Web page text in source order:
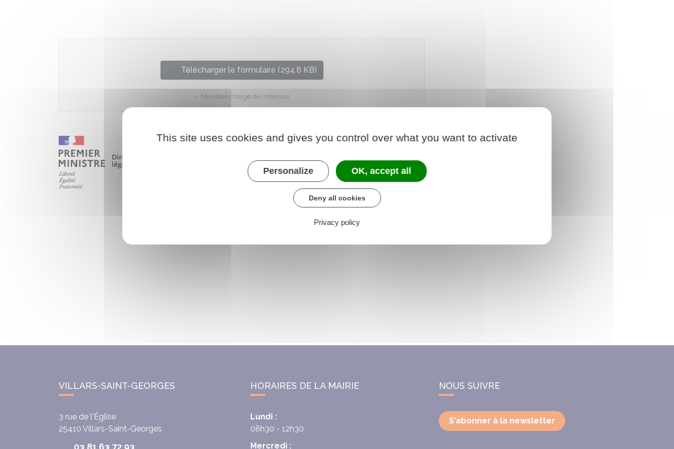
Télécharger le formulaire (294.8 KB)
Ministère chargé de l'intérieur
VILLARS-SAINT-GEORGES
3 rue de l'Église
25410 Villars-Saint-Georges
HORAIRES DE LA MAIRIE
Lundi :
08h30 - 12h30
Mercredi :
NOUS SUIVRE
S'abonner à la newsletter
This site uses cookies and gives you control over what you want to activate
Personalize OK, accept all
Deny all cookies
Privacy policy